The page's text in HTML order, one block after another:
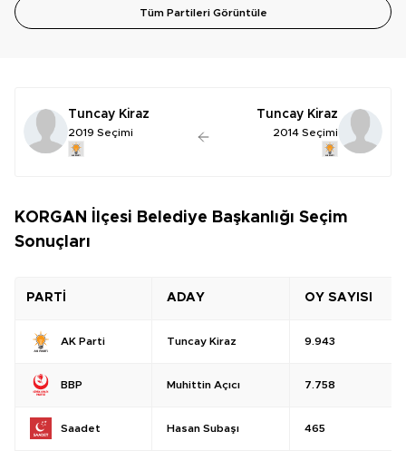
Tüm Partileri Görüntüle
Tuncay Kiraz
2019 Seçimi
Tuncay Kiraz
2014 Seçimi
KORGAN İlçesi Belediye Başkanlığı Seçim
Sonuçları
PARTİ ADAY OY SAYISI
AK Parti Tuncay Kiraz 9.943
BBP Muhittin Açıcı 7.758
Saadet Hasan Subaşı 465